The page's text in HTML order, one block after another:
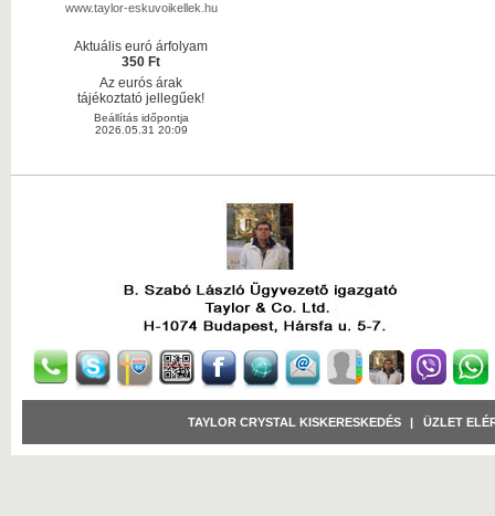
www.taylor-eskuvoikellek.hu
Aktuális euró árfolyam
350 Ft
Az eurós árak
tájékoztató jellegűek!
Beállítás időpontja
2026.05.31 20:09
TAYLOR CRYSTAL KISKERESKEDÉS ÜZLET